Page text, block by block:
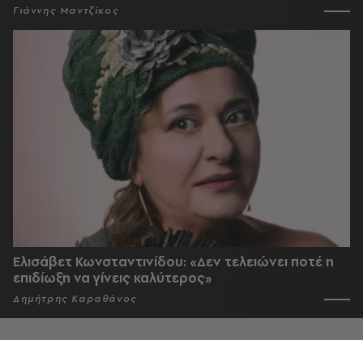
Γιάννης Μαντζίκος
Ελισάβετ Κωνσταντινίδου: «Δεν τελειώνει ποτέ η
επιδίωξη να γίνεις καλύτερος»
Δημήτρης Καραθάνος